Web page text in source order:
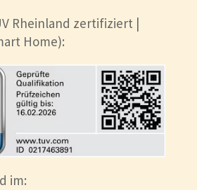
Rheinland zertifiziert |
Home):
im: